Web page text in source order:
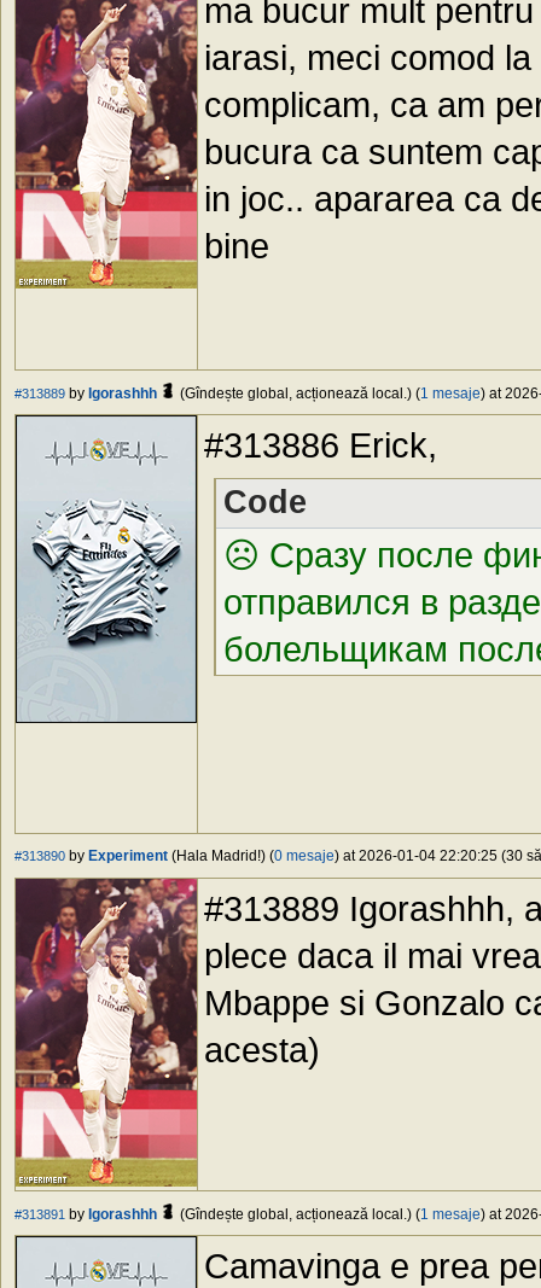
ma bucur mult
iarasi, meci comod
complicam, ca am
bucura ca suntem
in joc.. apararea ca
bine
#313889 by Igorashhh (Gîndește global, acționează local.) (1 mesaje) at
#313886 Erick,
Code
☹️ Сразу после
отправился в
болельщикам
#313890 by Experiment (Hala Madrid!) (0 mesaje) at 2026-01-04 22:20:25 (30
#313889 Igorashhh,
plece daca il mai
Mbappe si Gonzalo
acesta)
#313891 by Igorashhh (Gîndește global, acționează local.) (1 mesaje) at
Camavinga e prea